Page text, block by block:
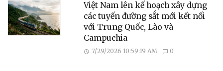
Việt Nam lên kế hoạch xây dựng
các tuyến đường sắt mới kết nối
với Trung Quốc, Lào và
Campuchia
7/29/2026 10:59:19 AM 0